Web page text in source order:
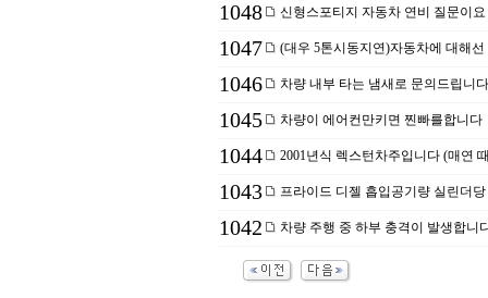
1048 신형스포티지 자동차 연비 질문이요
1047 (대우 5톤시동지연)자동차에 대해
1046 차량 내부 타는 냄새로 문의드립니다
1045 차량이 에어컨만키면 찐빠를합니다
1044 2001년식 렉스턴차주입니다 (매연
1043 프라이드 디젤 흡입공기량 실린더
1042 차량 주행 중 하부 충격이 발생합니